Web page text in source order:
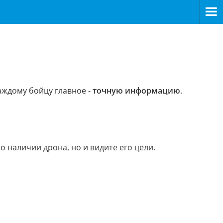
бойцу главное -точную информацию.
наличии дрона, но и видите его цели.